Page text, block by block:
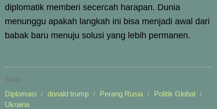
diplomatik memberi secercah harapan. Dunia
menunggu apakah langkah ini bisa menjadi awal dari
babak baru menuju solusi yang lebih permanen.
TAGS:
Diplomasi donald trump Perang Rusia
Politik Global
Ukraina